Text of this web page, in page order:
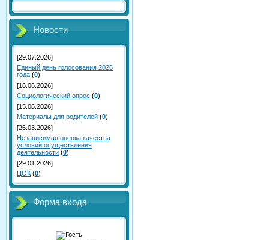
Новости
[29.07.2026]
Единый день голосования 2026
года (0)
[16.06.2026]
Социологический опрос (0)
[15.06.2026]
Материалы для родителей (0)
[26.03.2026]
Независимая оценка качества
условий осуществления
деятельности (0)
[29.01.2026]
ЦОК (0)
Форма входа